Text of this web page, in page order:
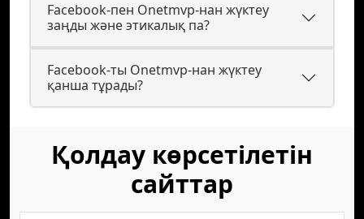
Facebook-пен Onetmvp-нан жүктеу
заңды және этикалық па?
Facebook-ты Onetmvp-нан жүктеу
қанша тұрады?
Қолдау көрсетілетін
сайттар